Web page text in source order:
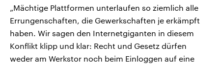
„Mächtige Plattformen unterlaufen so ziemlich alle
Errungenschaften, die Gewerkschaften je erkämpft
haben. Wir sagen den Internetgiganten in diesem
Konflikt klipp und klar: Recht und Gesetz dürfen
weder am Werkstor noch beim Einloggen auf eine